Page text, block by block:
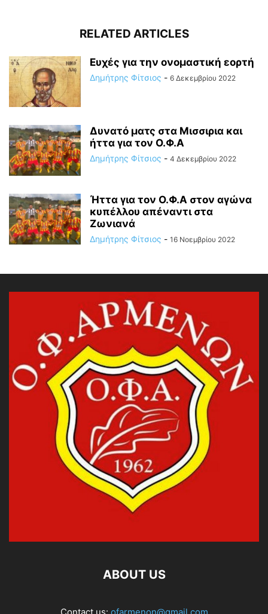
RELATED ARTICLES
Ευχές για την ονομαστική εορτή
Δημήτρης Φίτσιος - 6 Δεκεμβρίου 2022
Δυνατό ματς στα Μισσιρια και
ήττα για τον Ο.Φ.Α
Δημήτρης Φίτσιος - 4 Δεκεμβρίου 2022
Ήττα για τον Ο.Φ.Α στον αγώνα
κυπέλλου απέναντι στα
Ζωνιανά
Δημήτρης Φίτσιος - 16 Νοεμβρίου 2022
ABOUT US
Contact us: ofarmenon@gmail.com